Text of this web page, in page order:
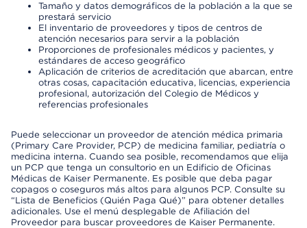
Tamaño y datos demográficos de la población a la que se
prestará servicio
El inventario de proveedores y tipos de centros de
atención necesarios para servir a la población
Proporciones de profesionales médicos y pacientes, y
estándares de acceso geográfico
Aplicación de criterios de acreditación que abarcan, entre
otras cosas, capacitación educativa, licencias, experiencia
profesional, autorización del Colegio de Médicos y
referencias profesionales
Puede seleccionar un proveedor de atención médica primaria
(Primary Care Provider, PCP) de medicina familiar, pediatría o
medicina interna. Cuando sea posible, recomendamos que elija
un PCP que tenga un consultorio en un Edificio de Oficinas
Médicas de Kaiser Permanente. Es posible que deba pagar
copagos o coseguros más altos para algunos PCP. Consulte su
“Lista de Beneficios (Quién Paga Qué)” para obtener detalles
adicionales. Use el menú desplegable de Afiliación del
Proveedor para buscar proveedores de Kaiser Permanente.